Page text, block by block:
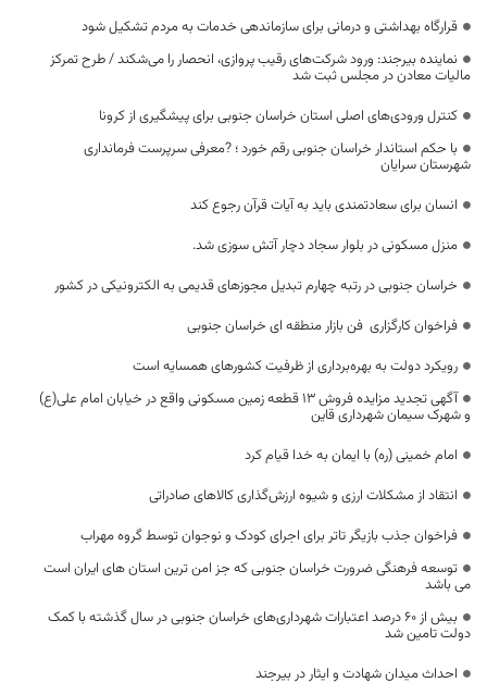
قرارگاه بهداشتی و درمانی برای سازماندهی خدمات به مردم تشکیل شود
نماینده بیرجند: ورود شرکت‌های رقیب پروازی، انحصار را می‌شکند / طرح تمرکز
مالیات معادن در مجلس ثبت شد
کنترل ورودی‌های اصلی استان خراسان جنوبی برای پیشگیری از کرونا
با حکم استاندار خراسان جنوبی رقم خورد ؛ ?معرفی سرپرست فرمانداری
شهرستان سرایان
انسان برای سعادتمندی باید به آیات قرآن رجوع کند
منزل مسکونی در بلوار سجاد دچار آتش سوزی شد.
خراسان جنوبی در رتبه چهارم تبدیل مجوزهای قدیمی به الکترونیکی در کشور
فراخوان کارگزاری فن بازار منطقه ای خراسان جنوبی
رویکرد دولت به بهره‌برداری از ظرفیت کشورهای همسایه است
آگهی تجدید مزایده فروش 13 قطعه زمین مسکونی واقع در خیابان امام علی(ع)
و شهرک سیمان شهرداری قاین
امام خمینی (ره) با ایمان به خدا قیام کرد
انتقاد از مشکلات ارزی و شیوه ارزش‌گذاری کالاهای صادراتی
فراخوان جذب بازیگر تاتر برای اجرای کودک و نوجوان توسط گروه مهراب
توسعه فرهنگی ضرورت خراسان جنوبی که جز امن ترین استان های ایران است
می باشد
بیش از ۶۰ درصد اعتبارات شهرداری‌های خراسان جنوبی در سال گذشته با کمک
دولت تامین شد
احداث میدان شهادت و ایثار در بیرجند